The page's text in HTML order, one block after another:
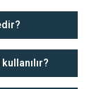
kullanılır?